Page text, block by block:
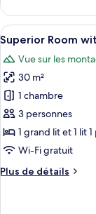
Land
View
le
type
de
chambre
Economy
Room
with
Land
View
Afficher
toutes
les
photos
pour
ce
type
de
chambre :
Superior
4
Superior Room
Vue sur les
30 m²
1 chambre
3 personnes
1 grand lit et 1 lit
Wi-Fi gratuit
Plus de détails
Plus